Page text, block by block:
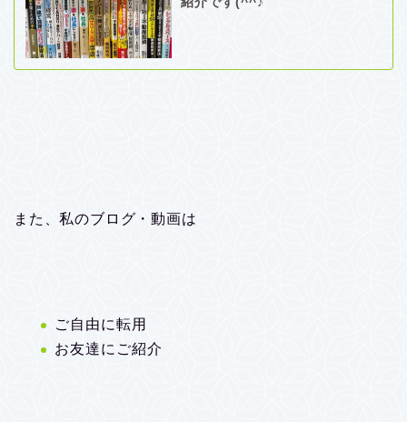
また、私のブログ・動画は
ご自由に転用
お友達にご紹介